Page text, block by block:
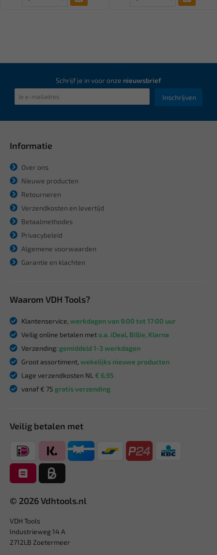
Schrijf je in voor onze nieuwsbrief
Inschrijven
Informatie
Over ons
Nieuwe producten
Retourneren
Verzendkosten en levertijd
Betaalmethodes
Privacybeleid
Algemene voorwaarden
Garantie en klachten
Waarom VDH Tools?
Klantenservice, werkdagen van 9:00 tot 17:00 uur
Veilig online betalen meto.a. iDeal, Billie, Klarna
Verzending: gemiddeld 1-3 werkdagen
Groot assortiment, wekelijks nieuwe producten
Lage verzendkosten NL € 6,95
vanaf € 75 gratis verzending
Veilig betalen met
© 2026 Vdhtools.nl
VDH Tools
Industrieweg 14 A
2712LB Zoetermeer